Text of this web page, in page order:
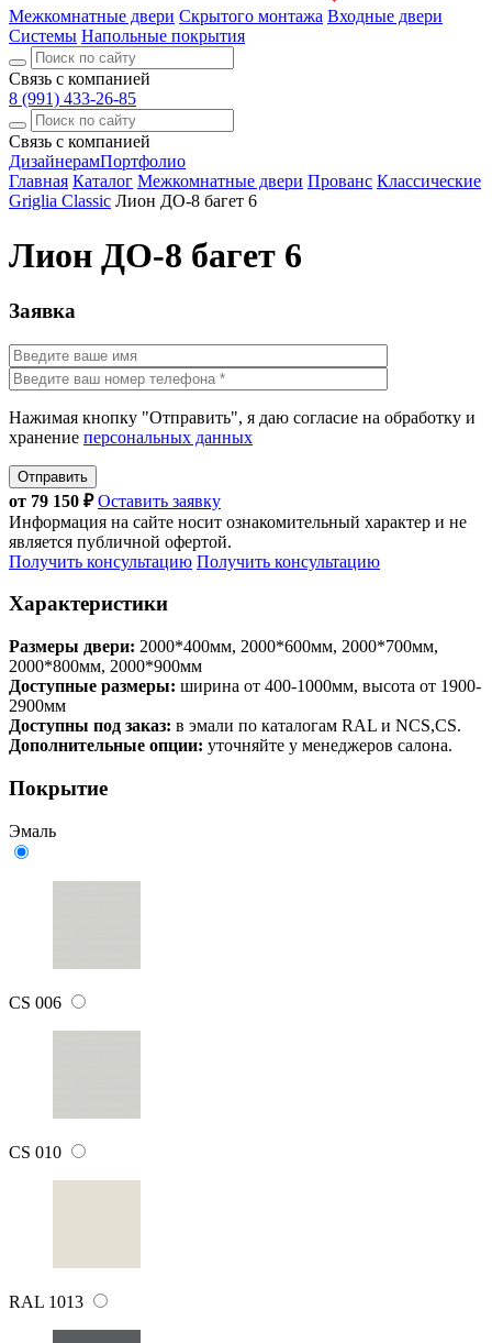
Межкомнатные двери Скрытого монтажа Входные двери
Системы Напольные покрытия
Связь с компанией
8 (991) 433-26-85
Связь с компанией
ДизайнерамПортфолио
Главная Каталог Межкомнатные двери Прованс Классические
Griglia Classic Лион ДО-8 багет 6
Лион ДО-8 багет 6
Заявка
Нажимая кнопку "Отправить", я даю согласие на обработку и
хранение персональных данных
Отправить
от 79 150 ₽Оставить заявку
Информация на сайте носит ознакомительный характер и не
является публичной офертой.
Получить консультацию Получить консультацию
Характеристики
Размеры двери: 2000*400мм, 2000*600мм, 2000*700мм,
2000*800мм, 2000*900мм
Доступные размеры: ширина от 400-1000мм, высота от 1900-
2900мм
Доступны под заказ: в эмали по каталогам RAL и NCS,CS.
Дополнительные опции: уточняйте у менеджеров салона.
Покрытие
Эмаль
CS 006
CS 010
RAL 1013